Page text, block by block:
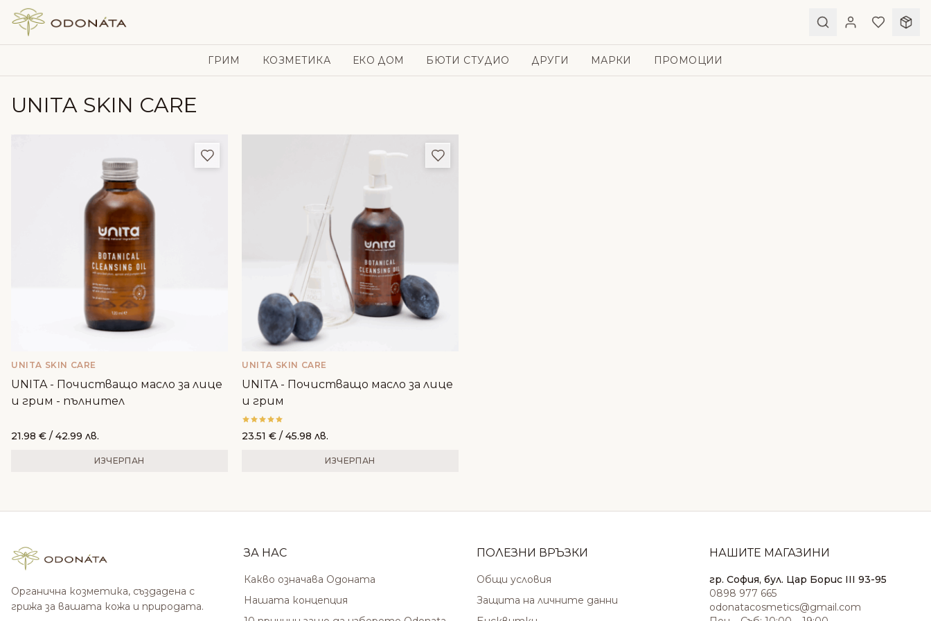
Skip to content
ГРИМ КОЗМЕТИКА ЕКО ДОМ БЮТИ СТУДИО ДРУГИ МАРКИ ПРОМОЦИИ
UNITA SKIN CARE
Добави в любими
UNITA SKIN CARE
UNITA - Почистващо масло за лице
и грим - пълнител
21.98 € / 42.99 лв.
ИЗЧЕРПАН
Добави в любими
UNITA SKIN CARE
UNITA - Почистващо масло за лице
и грим
23.51 € / 45.98 лв.
ИЗЧЕРПАН
Органична козметика, създадена с
грижа за вашата кожа и природата.
ЗА НАС
Какво означава Одоната
Нашата концепция
ПОЛЕЗНИ ВРЪЗКИ
Общи условия
Защита на личните данни
НАШИТЕ МАГАЗИНИ
гр. София, бул. Цар Борис III 93-95
0898 977 665
odonatacosmetics@gmail.com